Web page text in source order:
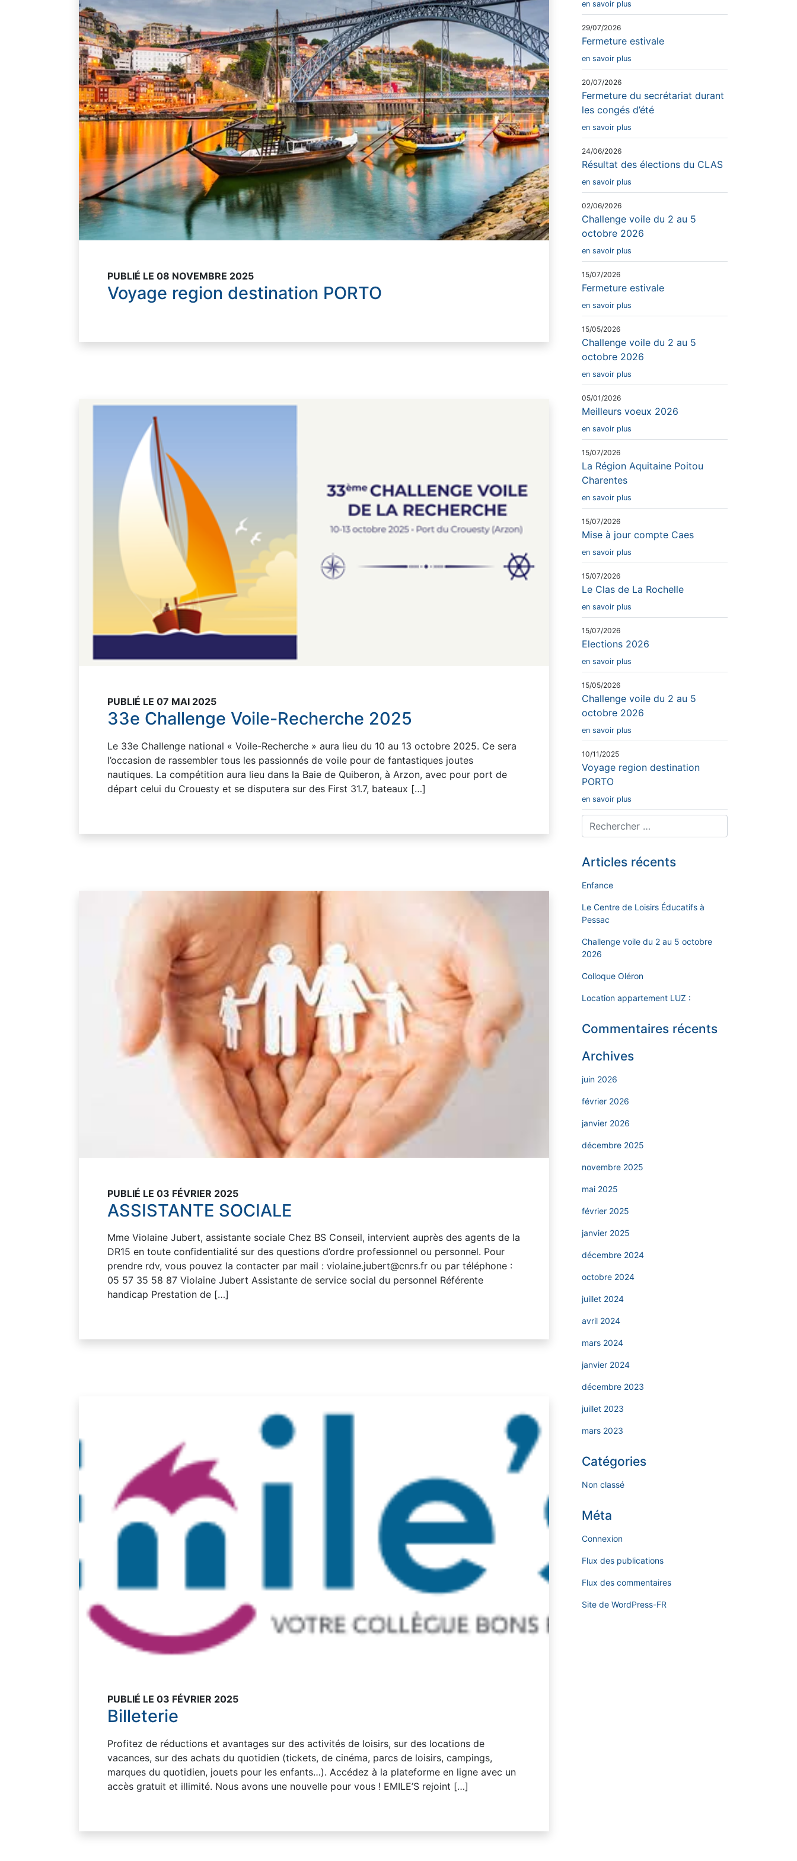
PUBLIÉ LE 08 NOVEMBRE 2025
Voyage region destination PORTO
PUBLIÉ LE 07 MAI 2025
33e Challenge Voile-Recherche 2025
Le 33e Challenge national « Voile-Recherche » aura lieu du 10 au 13 octobre 2025. Ce sera
l’occasion de rassembler tous les passionnés de voile pour de fantastiques joutes
nautiques. La compétition aura lieu dans la Baie de Quiberon, à Arzon, avec pour port de
départ celui du Crouesty et se disputera sur des First 31.7, bateaux […]
PUBLIÉ LE 03 FÉVRIER 2025
ASSISTANTE SOCIALE
Mme Violaine Jubert, assistante sociale Chez BS Conseil, intervient auprès des agents de la
DR15 en toute confidentialité sur des questions d’ordre professionnel ou personnel. Pour
prendre rdv, vous pouvez la contacter par mail : violaine.jubert@cnrs.fr ou par téléphone :
05 57 35 58 87 Violaine Jubert Assistante de service social du personnel Référente
handicap Prestation de […]
PUBLIÉ LE 03 FÉVRIER 2025
Billeterie
Profitez de réductions et avantages sur des activités de loisirs, sur des locations de
vacances, sur des achats du quotidien (tickets, de cinéma, parcs de loisirs, campings,
marques du quotidien, jouets pour les enfants…). Accédez à la plateforme en ligne avec un
accès gratuit et illimité. Nous avons une nouvelle pour vous ! EMILE’S rejoint […]
en savoir plus
29/07/2026
Fermeture estivale
en savoir plus
20/07/2026
Fermeture du secrétariat durant
les congés d’été
en savoir plus
24/06/2026
Résultat des élections du CLAS
en savoir plus
02/06/2026
Challenge voile du 2 au 5
octobre 2026
en savoir plus
15/07/2026
Fermeture estivale
en savoir plus
15/05/2026
Challenge voile du 2 au 5
octobre 2026
en savoir plus
05/01/2026
Meilleurs voeux 2026
en savoir plus
15/07/2026
La Région Aquitaine Poitou
Charentes
en savoir plus
15/07/2026
Mise à jour compte Caes
en savoir plus
15/07/2026
Le Clas de La Rochelle
en savoir plus
15/07/2026
Elections 2026
en savoir plus
15/05/2026
Challenge voile du 2 au 5
octobre 2026
en savoir plus
10/11/2025
Voyage region destination
PORTO
en savoir plus
Articles récents
Enfance
Le Centre de Loisirs Éducatifs à
Pessac
Challenge voile du 2 au 5 octobre
2026
Colloque Oléron
Location appartement LUZ :
Commentaires récents
Archives
juin 2026
février 2026
janvier 2026
décembre 2025
novembre 2025
mai 2025
février 2025
janvier 2025
décembre 2024
octobre 2024
juillet 2024
avril 2024
mars 2024
janvier 2024
décembre 2023
juillet 2023
mars 2023
Catégories
Non classé
Méta
Connexion
Flux des publications
Flux des commentaires
Site de WordPress-FR